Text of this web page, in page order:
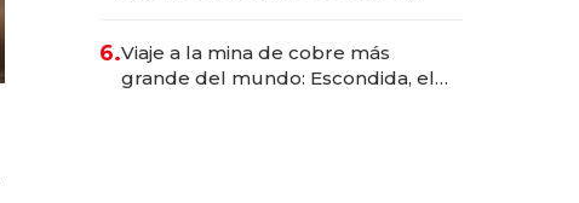
6.Viaje a la mina de cobre más
grande del mundo: Escondida, el